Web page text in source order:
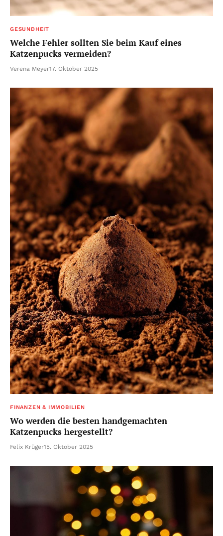
GESUNDHEIT
Welche Fehler sollten Sie beim Kauf eines
Katzenpucks vermeiden?
Verena Meyer17. Oktober 2025
FINANZEN & IMMOBILIEN
Wo werden die besten handgemachten
Katzenpucks hergestellt?
Felix Krüger15. Oktober 2025